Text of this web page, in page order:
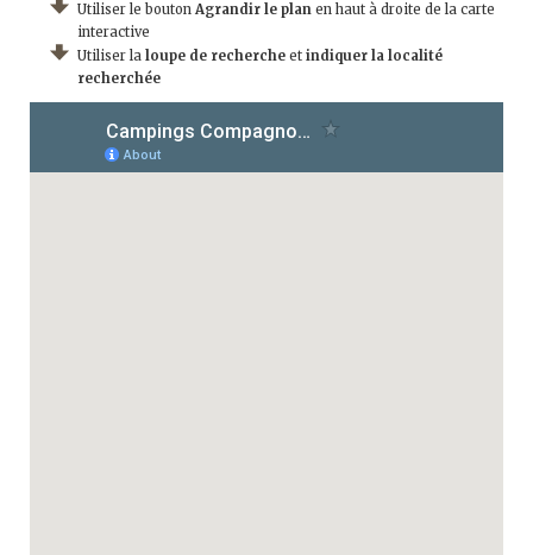
Utiliser le bouton Agrandir le plan en haut à droite de la carte
interactive
Utiliser la loupe de recherche et indiquer la localité
recherchée